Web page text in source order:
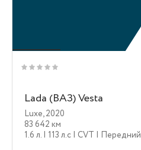
Lada (ВАЗ) Vesta
Luxe,2020
83 642 км
1.6 л. | 113 л.c | CVT | Передний